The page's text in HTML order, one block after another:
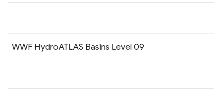
WWF HydroATLAS Basins Level 09